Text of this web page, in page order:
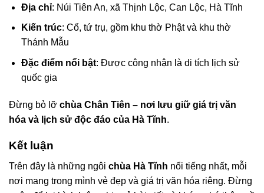
Địa chỉ: Núi Tiên An, xã Thịnh Lộc, Can Lộc, Hà Tĩnh
Kiến trúc: Cổ, tứ trụ, gồm khu thờ Phật và khu thờ
Thánh Mẫu
Đặc điểm nổi bật: Được công nhận là di tích lịch sử
quốc gia
Đừng bỏ lỡ chùa Chân Tiên – nơi lưu giữ giá trị văn
hóa và lịch sử độc đáo của Hà Tĩnh.
Kết luận
Trên đây là những ngôi chùa Hà Tĩnh nổi tiếng nhất, mỗi
nơi mang trong mình vẻ đẹp và giá trị văn hóa riêng. Đừng